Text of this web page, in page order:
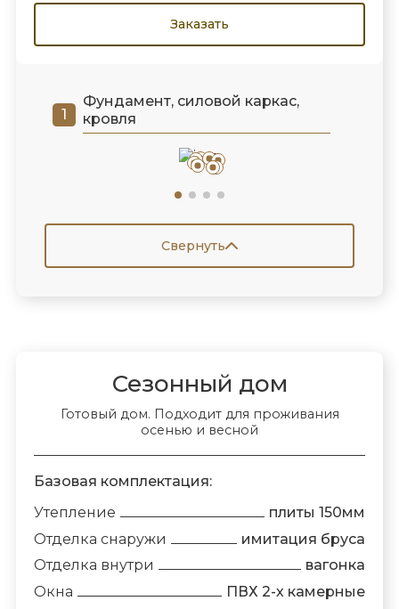
Фундамент, силовой каркас,
кровля
Свернуть
Заказать
Сезонный дом
Готовый дом. Подходит для проживания
осенью и весной
Базовая комплектация:
Утепление
плиты 150мм
Отделка снаружи
имитация бруса
Отделка внутри
вагонка
Окна
ПВХ 2-х камерные